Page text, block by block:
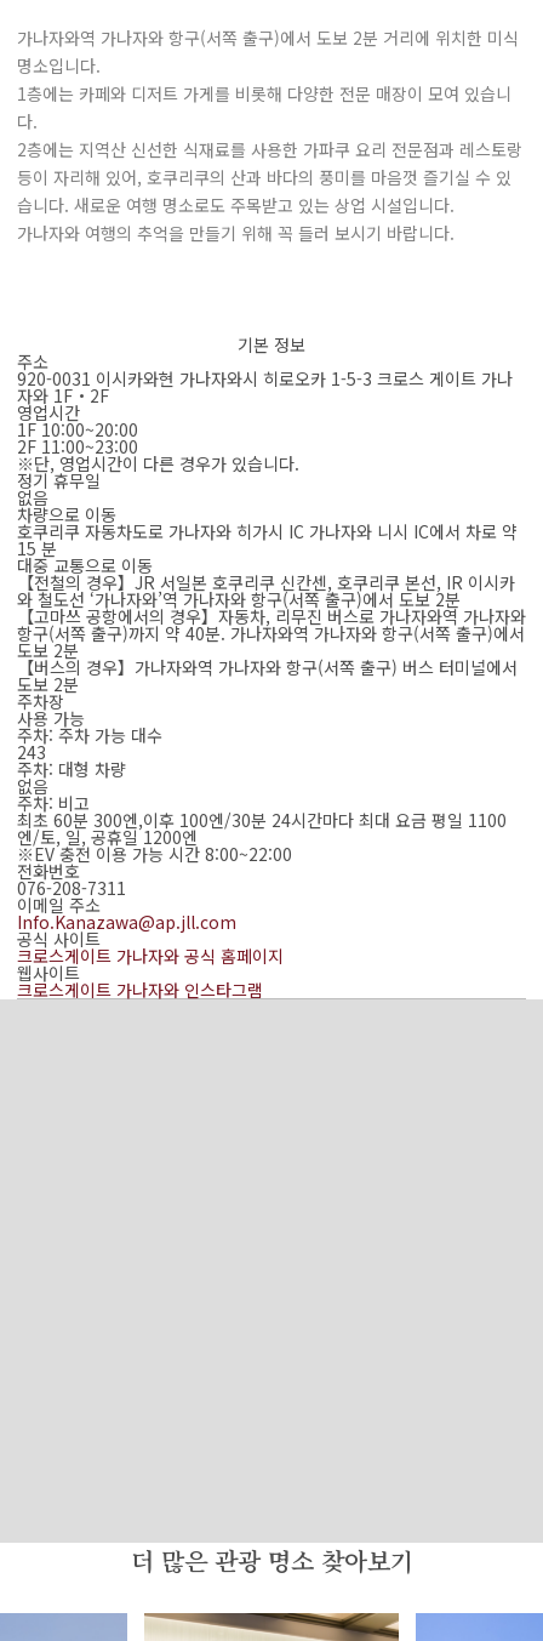
가나자와역 가나자와 항구(서쪽 출구)에서 도보 2분 거리에 위치한 미식
명소입니다.
1층에는 카페와 디저트 가게를 비롯해 다양한 전문 매장이 모여 있습니
다.
2층에는 지역산 신선한 식재료를 사용한 가파쿠 요리 전문점과 레스토랑
등이 자리해 있어, 호쿠리쿠의 산과 바다의 풍미를 마음껏 즐기실 수 있
습니다. 새로운 여행 명소로도 주목받고 있는 상업 시설입니다.
가나자와 여행의 추억을 만들기 위해 꼭 들러 보시기 바랍니다.
기본 정보
주소
920-0031 이시카와현 가나자와시 히로오카 1-5-3 크로스 게이트 가나
자와 1F・2F
영업시간
1F 10:00~20:00
2F 11:00~23:00
※단, 영업시간이 다른 경우가 있습니다.
정기 휴무일
없음
차량으로 이동
호쿠리쿠 자동차도로 가나자와 히가시 IC 가나자와 니시 IC에서 차로 약
15 분
대중 교통으로 이동
【전철의 경우】JR 서일본 호쿠리쿠 신칸센, 호쿠리쿠 본선, IR 이시카
와 철도선 ‘가나자와’역 가나자와 항구(서쪽 출구)에서 도보 2분
【고마쓰 공항에서의 경우】자동차, 리무진 버스로 가나자와역 가나자와
항구(서쪽 출구)까지 약 40분. 가나자와역 가나자와 항구(서쪽 출구)에서
도보 2분
【버스의 경우】가나자와역 가나자와 항구(서쪽 출구) 버스 터미널에서
도보 2분
주차장
사용 가능
주차: 주차 가능 대수
243
주차: 대형 차량
없음
주차: 비고
최초 60분 300엔,이후 100엔/30분 24시간마다 최대 요금 평일 1100
엔/토, 일, 공휴일 1200엔
※EV 충전 이용 가능 시간 8:00~22:00
전화번호
076-208-7311
이메일 주소
Info.Kanazawa@ap.jll.com
공식 사이트
크로스게이트 가나자와 공식 홈페이지
웹사이트
크로스게이트 가나자와 인스타그램
더 많은 관광 명소 찾아보기